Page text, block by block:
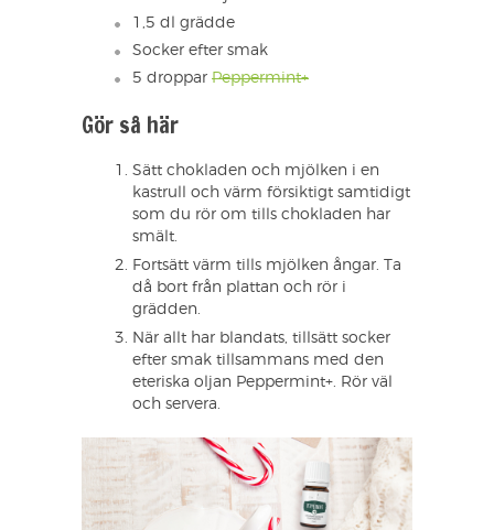
1,5 dl grädde
Socker efter smak
5 droppar Peppermint+
Gör så här
Sätt chokladen och mjölken i en
kastrull och värm försiktigt samtidigt
som du rör om tills chokladen har
smält.
Fortsätt värm tills mjölken ångar. Ta
då bort från plattan och rör i
grädden.
När allt har blandats, tillsätt socker
efter smak tillsammans med den
eteriska oljan Peppermint+. Rör väl
och servera.